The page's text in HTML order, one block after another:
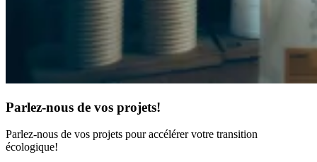
Parlez-nous de vos projets!
Parlez-nous de vos projets pour accélérer votre transition
écologique!